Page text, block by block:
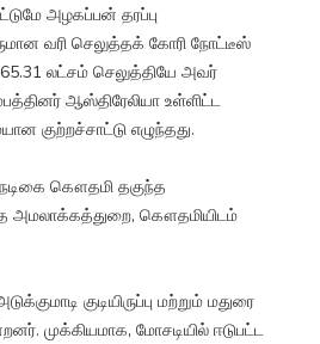
அழகப்பன் தரப்பு
வரி செலுத்தக் கோரி நோட்டீஸ்
லட்சம் செலுத்தியே அவர்
ஆஸ்திரேலியா உள்ளிட்ட
குற்றச்சாட்டு எழுந்தது.
கௌதமி தகுந்த
அமலாக்கத்துறை, கௌதமியிடம்
குடியிருப்பு மற்றும் மதுரை
முக்கியமாக, மோசடியில் ஈடுபட்ட